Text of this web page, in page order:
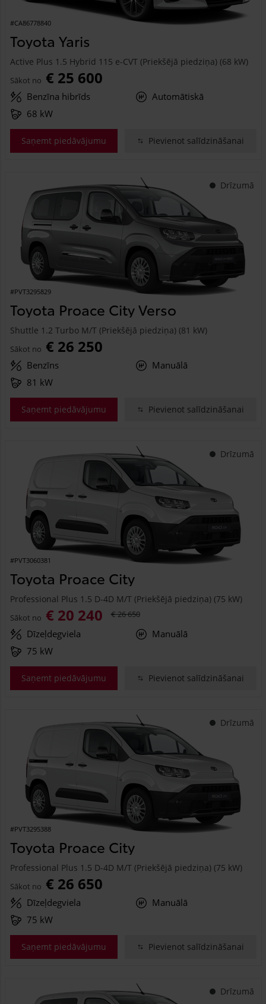
#CA86778840
Toyota Yaris
Active Plus 1.5 Hybrid 115 e-CVT (Priekšējā piedziņa) (68 kW)
Sākot no € 25 600
Benzīna hibrīds
Automātiskā
68 kW
Saņemt piedāvājumu Pievienot salīdzināšanai
Drīzumā
#PVT3295829
Toyota Proace City Verso
Shuttle 1.2 Turbo M/T (Priekšējā piedziņa) (81 kW)
Sākot no € 26 250
Benzīns
Manuālā
81 kW
Saņemt piedāvājumu Pievienot salīdzināšanai
Drīzumā
#PVT3060381
Toyota Proace City
Professional Plus 1.5 D-4D M/T (Priekšējā piedziņa) (75 kW)
Sākot no € 20 240 € 26 650
Dīzeļdegviela
Manuālā
75 kW
Saņemt piedāvājumu Pievienot salīdzināšanai
Drīzumā
#PVT3295388
Toyota Proace City
Professional Plus 1.5 D-4D M/T (Priekšējā piedziņa) (75 kW)
Sākot no € 26 650
Dīzeļdegviela
Manuālā
75 kW
Saņemt piedāvājumu Pievienot salīdzināšanai
Drīzumā